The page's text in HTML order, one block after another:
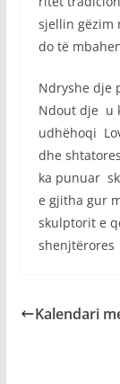
sjellin gëzim
do të
Ndryshe dje
Ndout dje u
udhëhoqi
dhe
ka punuar
e gjitha gur
skulptorit e
shenjtërores
Kalendari